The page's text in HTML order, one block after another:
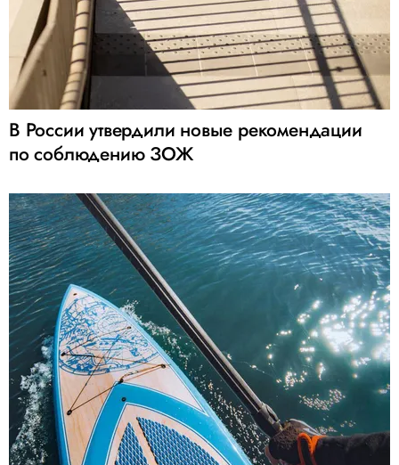
В России утвердили новые рекомендации
по соблюдению ЗОЖ